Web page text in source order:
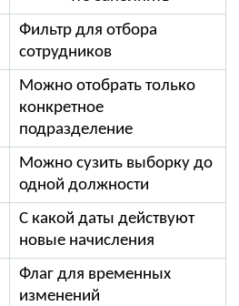
Фильтр для отбора
сотрудников
Можно отобрать только
конкретное
подразделение
Можно сузить выборку до
одной должности
С какой даты действуют
новые начисления
Флаг для временных
изменений